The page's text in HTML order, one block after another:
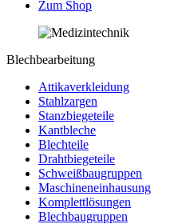
Zum Shop
Blechbearbeitung
Attikaverkleidung
Stahlzargen
Stanzbiegeteile
Kantbleche
Blechteile
Drahtbiegeteile
Schweißbaugruppen
Maschineneinhausung
Komplettlösungen
Blechbaugruppen